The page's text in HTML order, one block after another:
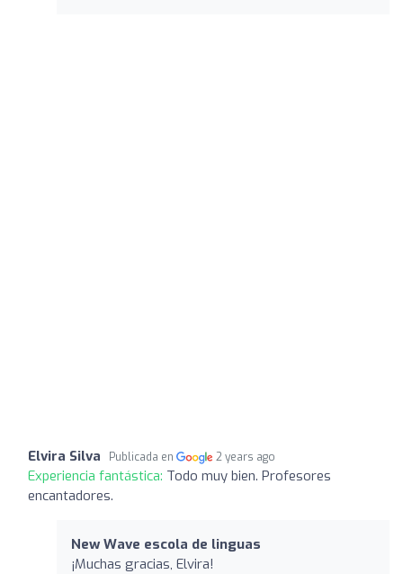
Elvira Silva Publicada en 2 years ago
Experiencia fantástica: Todo muy bien. Profesores
encantadores.
New Wave escola de linguas
¡Muchas gracias, Elvira!